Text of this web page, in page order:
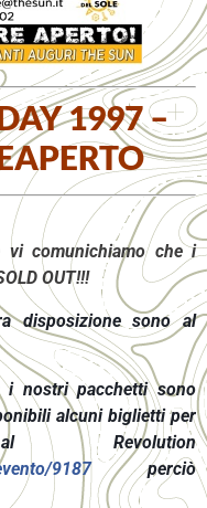
1997 –
vi comunichiamo che i
OUT!!!
disposizione sono al
i nostri pacchetti sono
alcuni biglietti per
9187
perciò